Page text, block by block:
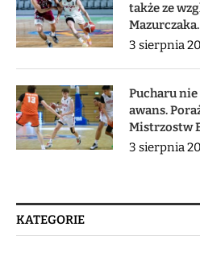
także ze
3 sierpnia
Pucharu nie
awans.
Mistrzostw
3 sierpnia
KATEGORIE